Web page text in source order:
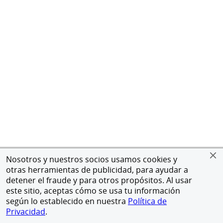
Nosotros y nuestros socios usamos cookies y
otras herramientas de publicidad, para ayudar a
detener el fraude y para otros propósitos. Al usar
este sitio, aceptas cómo se usa tu información
según lo establecido en nuestra Política de
Privacidad.